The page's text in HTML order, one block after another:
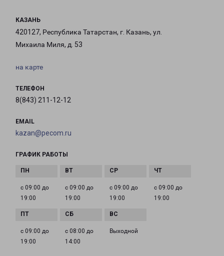
КАЗАНЬ
420127, Республика Татарстан, г. Казань, ул.
Михаила Миля, д. 53
на карте
ТЕЛЕФОН
8(843) 211-12-12
EMAIL
kazan@pecom.ru
ГРАФИК РАБОТЫ
с 09:00 до
19:00
с 09:00 до
19:00
с 09:00 до
19:00
с 09:00 до
19:00
с 09:00 до
19:00
с 08:00 до
14:00
Выходной